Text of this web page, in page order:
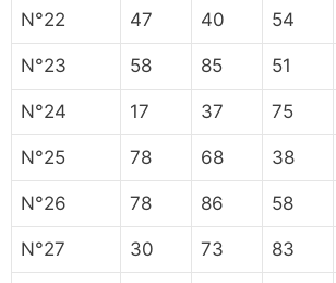
N°22 47 40 54
N°23 58 85 51
N°24 17 37 75
N°25 78 68 38
N°26 78 86 58
N°27 30 73 83